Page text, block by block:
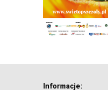
Informacje: